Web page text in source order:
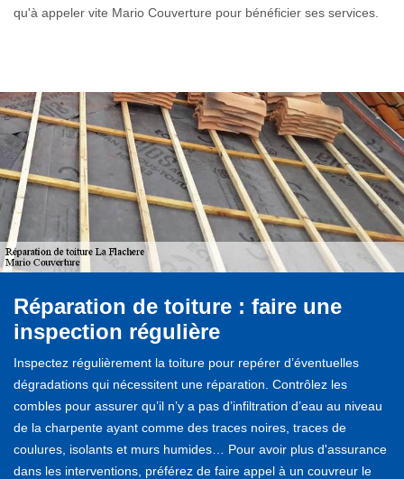
qu'à appeler vite Mario Couverture pour bénéficier ses services.
Réparation de toiture : faire une
inspection régulière
Inspectez régulièrement la toiture pour repérer d’éventuelles
dégradations qui nécessitent une réparation. Contrôlez les
combles pour assurer qu’il n’y a pas d’infiltration d’eau au niveau
de la charpente ayant comme des traces noires, traces de
coulures, isolants et murs humides… Pour avoir plus d'assurance
dans les interventions, préférez de faire appel à un couvreur le